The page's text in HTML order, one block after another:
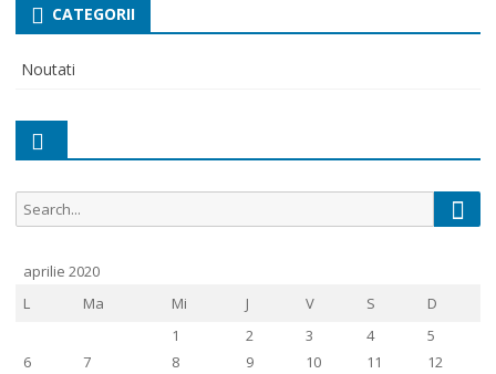
CATEGORII
Noutati
Search
for:
aprilie 2020
L
Ma Mi J V S
D
1
2 3 4
5
6
7 8 9 10 11
12